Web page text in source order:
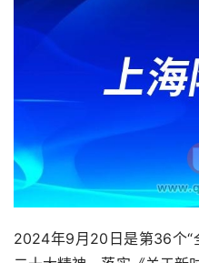
2024年9月20日是第36个“